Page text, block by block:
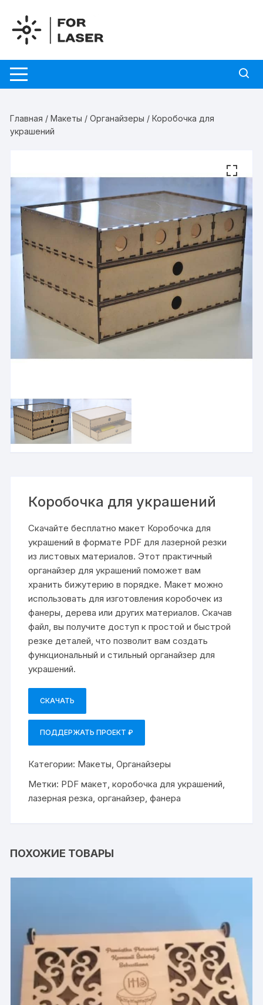
содержимому
Главная /Макеты /Органайзеры / Коробочка для
украшений
Коробочка для украшений
Скачайте бесплатно макет Коробочка для
украшений в формате PDF для лазерной резки
из листовых материалов. Этот практичный
органайзер для украшений поможет вам
хранить бижутерию в порядке. Макет можно
использовать для изготовления коробочек из
фанеры, дерева или других материалов. Скачав
файл, вы получите доступ к простой и быстрой
резке деталей, что позволит вам создать
функциональный и стильный органайзер для
украшений.
СКАЧАТЬ
ПОДДЕРЖАТЬ ПРОЕКТ ₽
Категории: Макеты,Органайзеры
Метки: PDF макет,коробочка для украшений,
лазерная резка,органайзер,фанера
ПОХОЖИЕ ТОВАРЫ